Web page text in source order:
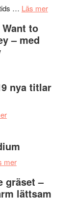
Huskvarna
Park
–
kväll
… Läs merom
II
to
– med
nya titlar
om
West
presenterar
nya
titlar
merom
Shahab
Mehrabi
gräset –
lättsam